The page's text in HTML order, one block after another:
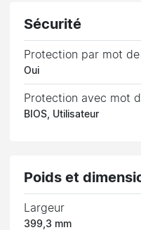
Sécurité
Protection par mot
Oui
Protection avec mot
BIOS, Utilisateur
Poids et
Largeur
399,3 mm